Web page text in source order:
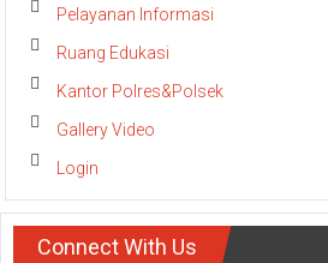
Pelayanan Informasi
Ruang Edukasi
Kantor Polres&Polsek
Gallery Video
Login
Connect With Us